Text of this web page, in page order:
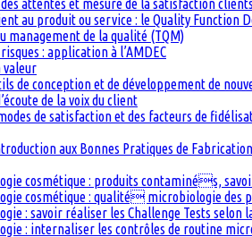
attentes et mesure de la satisfaction clients
au produit ou service : le Quality Function
management de la qualité (TQM)
: application à l’AMDEC
valeur
de conception et de développement de
de la voix du client
de satisfaction et des facteurs de
aux Bonnes Pratiques de Fabrication
cosmétique : produits contaminés,
cosmétique : qualité microbiologie des
: savoir réaliser les Challenge Tests selon
: internaliser les contrôles de routine